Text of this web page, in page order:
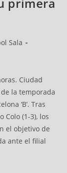
Sala
Ciudad
de la temporada
‘B’. Tras
Colo (1-3), los
el objetivo de
ante el filial